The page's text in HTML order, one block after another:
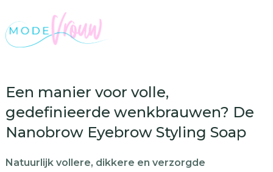
Een manier voor volle,
gedefinieerde wenkbrauwen? De
Nanobrow Eyebrow Styling Soap
Natuurlijk vollere, dikkere en verzorgde